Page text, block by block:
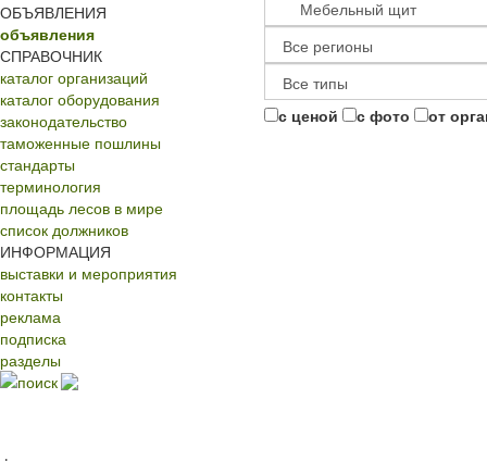
ОБЪЯВЛЕНИЯ
объявления
СПРАВОЧНИК
каталог организаций
каталог оборудования
законодательство
таможенные пошлины
стандарты
терминология
площадь лесов в мире
список должников
ИНФОРМАЦИЯ
выставки и мероприятия
контакты
реклама
подписка
разделы
поиск
с ценой с фото от